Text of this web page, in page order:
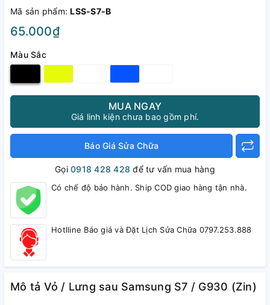
Mã sản phẩm:LSS-S7-B
65.000₫
Màu Sắc
MUA NGAY
Giá linh kiện chưa bao gồm phí.
Báo Giá Sửa Chữa
Gọi0918 428 428 để tư vấn mua hàng
Có chế độ bảo hành. Ship COD giao hàng tận nhà.
Hotlline Báo giá và Đặt Lịch Sửa Chữa 0797.253.888
Mô tả Vỏ / Lưng sau Samsung S7 / G930 (Zin)